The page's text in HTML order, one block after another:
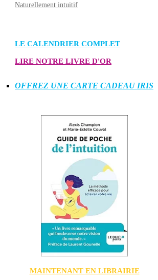
Naturellement intuitif
LE CALENDRIER COMPLET
LIRE NOTRE LIVRE D'OR
OFFREZ UNE CARTE CADEAU IRIS
MAINTENANT EN LIBRAIRIE